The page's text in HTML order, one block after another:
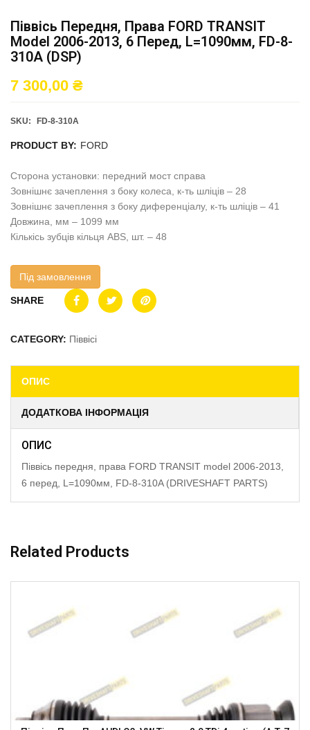
Піввісь Передня, Права FORD TRANSIT
Model 2006-2013, 6 Перед, L=1090мм, FD-8-
310A (DSP)
7 300,00 ₴
SKU: FD-8-310A
PRODUCT BY: FORD
Сторона установки: передний мост справа
Зовнішнє зачеплення з боку колеса, к-ть шліців – 28
Зовнішнє зачеплення з боку диференціалу, к-ть шліців – 41
Довжина, мм – 1099 мм
Кількісь зубців кільця ABS, шт. – 48
Під замовлення
SHARE
CATEGORY: Піввісі
ОПИС
ДОДАТКОВА ІНФОРМАЦІЯ
ОПИС
Піввісь передня, права FORD TRANSIT model 2006-2013,
6 перед, L=1090мм, FD-8-310A (DRIVESHAFT PARTS)
Related Products